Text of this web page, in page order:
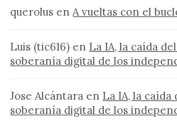
querolus en A vueltas con el
Luis (tic616) en La IA, la caída
soberanía digital de los
Jose Alcántara en La IA, la caída
soberanía digital de los